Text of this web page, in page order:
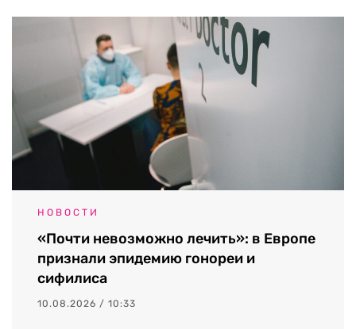
НОВОСТИ
«Почти невозможно лечить»: в Европе
признали эпидемию гонореи и
сифилиса
10.08.2026 / 10:33